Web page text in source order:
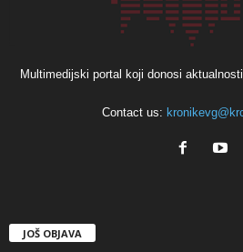
Multimedijski portal koji donosi
Contact us:
JOŠ OBJAVA